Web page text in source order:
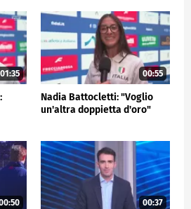
01:35 00:55
Nadia Battocletti: "Voglio
un'altra doppietta d'oro"
00:37